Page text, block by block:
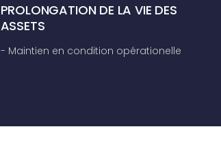
PROLONGATION DE LA VIE DES
ASSETS
- Maintien en condition opérationelle